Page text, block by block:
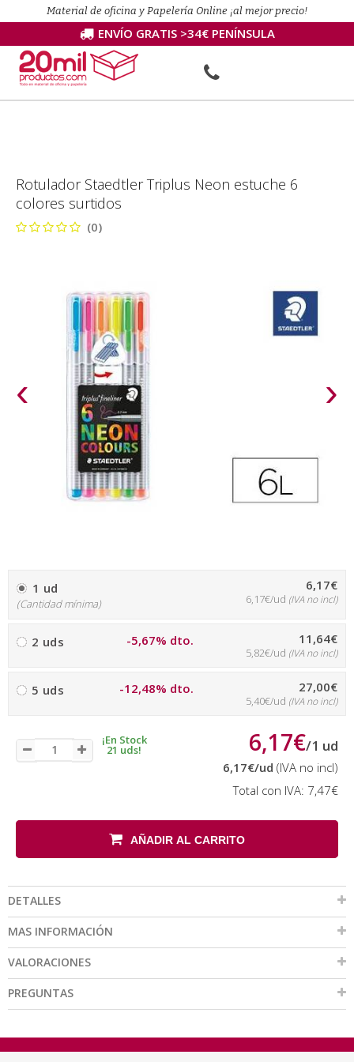
Material de oficina y Papelería Online ¡al mejor precio!
ENVÍO GRATIS >34€ PENÍNSULA
Rotulador Staedtler Triplus Neon estuche 6
colores surtidos
(0)
‹ ›
1 ud
(Cantidad mínima)
6,17€
6,17€/ud (IVA no incl)
2 uds -5,67% dto. 11,64€
5,82€/ud (IVA no incl)
5 uds -12,48% dto. 27,00€
5,40€/ud (IVA no incl)
¡En Stock
21 uds! 6,17€/1 ud
6,17€/ud (IVA no incl)
Total con IVA: 7,47€
AÑADIR AL CARRITO
DETALLES
MAS INFORMACIÓN
VALORACIONES
PREGUNTAS